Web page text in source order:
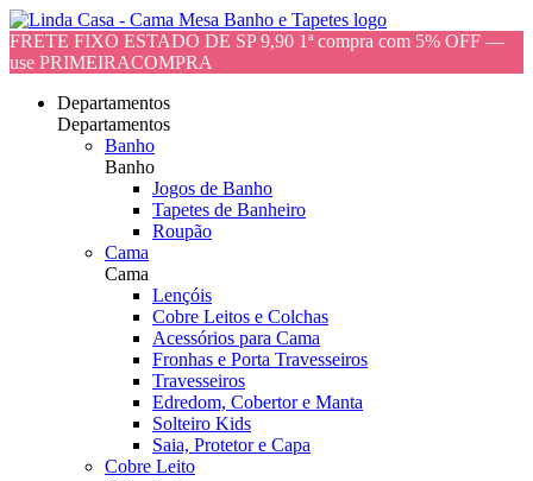
FRETE FIXO ESTADO DE SP 9,90 1ª compra com 5% OFF —
use PRIMEIRACOMPRA
Departamentos
Departamentos
Banho
Banho
Jogos de Banho
Tapetes de Banheiro
Roupão
Cama
Cama
Lençóis
Cobre Leitos e Colchas
Acessórios para Cama
Fronhas e Porta Travesseiros
Travesseiros
Edredom, Cobertor e Manta
Solteiro Kids
Saia, Protetor e Capa
Cobre Leito